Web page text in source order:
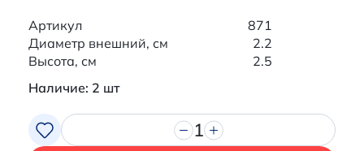
Артикул
871
Диаметр внешний, см
2.2
Высота, см
2.5
Наличие: 2 шт
1